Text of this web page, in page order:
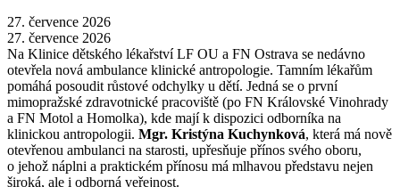
27. července 2026
27. července 2026
Na Klinice dětského lékařství LF OU a FN Ostrava se nedávno
otevřela nová ambulance klinické antropologie. Tamním lékařům
pomáhá posoudit růstové odchylky u dětí. Jedná se o první
mimopražské zdravotnické pracoviště (po FN Královské Vinohrady
a FN Motol a Homolka), kde mají k dispozici odborníka na
klinickou antropologii. Mgr. Kristýna Kuchynková, která má nově
otevřenou ambulanci na starosti, upřesňuje přínos svého oboru,
o jehož náplni a praktickém přínosu má mlhavou představu nejen
široká, ale i odborná veřejnost.